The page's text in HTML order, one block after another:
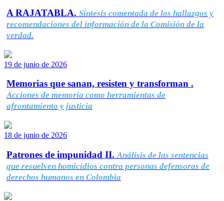
A RAJATABLA. Síntesis comentada de los hallazgos y
recomendaciones del información de la Comisión de la
verdad.
19 de junio de 2026
Memorias que sanan, resisten y transforman .
Acciones de memoria como herramientas de
afrontamiento y justicia
18 de junio de 2026
Patrones de impunidad II. Análisis de las sentencias
que resuelven homicidios contra personas defensoras de
derechos humanos en Colombia